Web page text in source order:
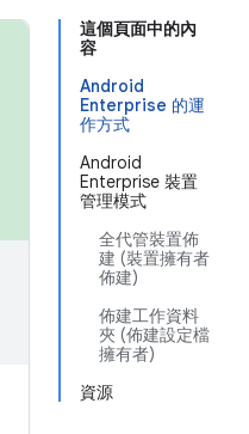
這個頁面中的內
容
Android
Enterprise 的運
作方式
Android
Enterprise 裝置
管理模式
全代管裝置佈
建 (裝置擁有者
佈建)
佈建工作資料
夾 (佈建設定檔
擁有者)
資源